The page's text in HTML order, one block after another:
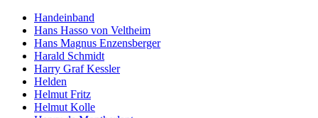
Handeinband
Hans Hasso von Veltheim
Hans Magnus Enzensberger
Harald Schmidt
Harry Graf Kessler
Helden
Helmut Fritz
Helmut Kolle